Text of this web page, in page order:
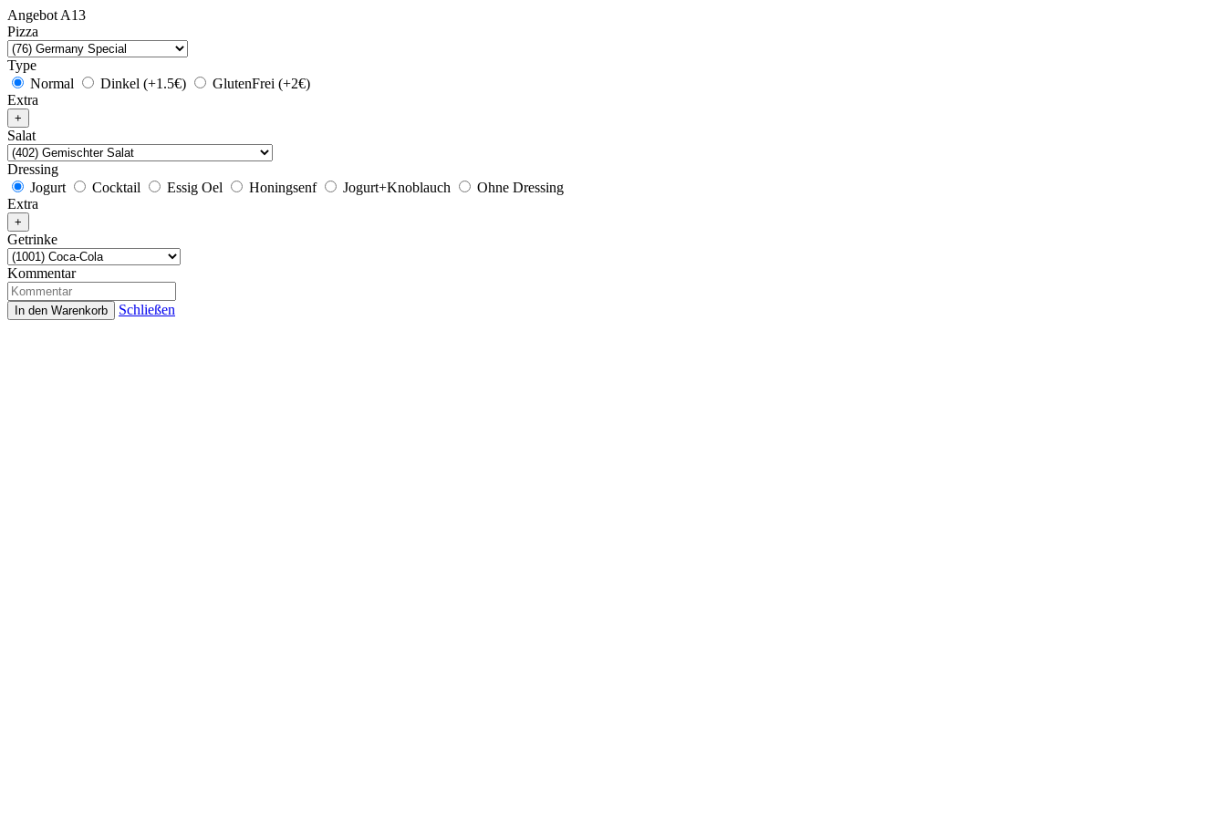
Angebot A13
Pizza
Type
Normal
Dinkel (+1.5€)
GlutenFrei (+2€)
Extra
Salat
Dressing
Jogurt
Cocktail Essig Oel Honingsenf Jogurt+Knoblauch
Ohne Dressing
Extra
Getrinke
Kommentar
In den Warenkorb Schließen